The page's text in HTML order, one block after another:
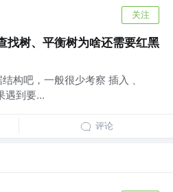
关注
找树、平衡树为啥还需要红黑
构吧，一般很少考察 插入 、
遇到要...
评论